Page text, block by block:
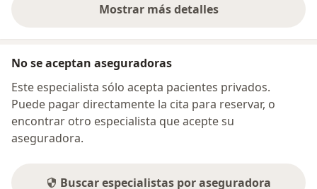
Mostrar más detalles
sobre la dirección
No se aceptan aseguradoras
Este especialista sólo acepta pacientes privados.
Puede pagar directamente la cita para reservar, o
encontrar otro especialista que acepte su
aseguradora.
Buscar especialistas por aseguradora